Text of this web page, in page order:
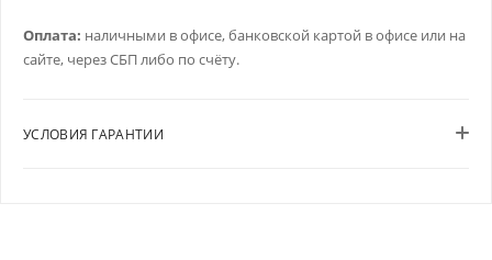
Оплата: наличными в офисе, банковской картой в офисе или на
сайте, через СБП либо по счёту.
УСЛОВИЯ ГАРАНТИИ